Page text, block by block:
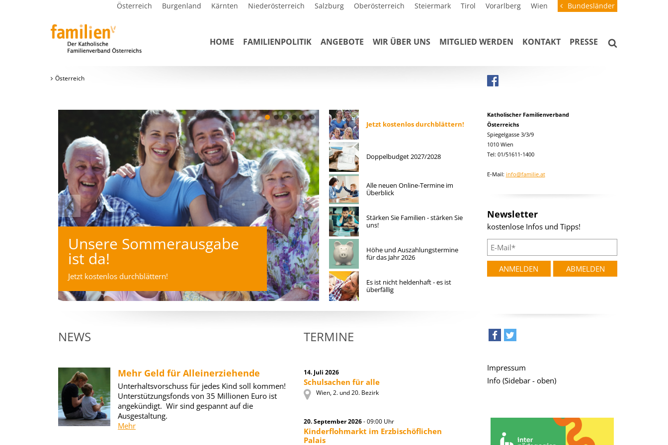
Österreich Burgenland Kärnten Niederösterreich Salzburg Oberösterreich Steiermark Tirol Vorarlberg Wien Bundesländer
HOME FAMILIENPOLITIK ANGEBOTE WIR ÜBER UNS MITGLIED WERDEN KONTAKT PRESSE
Österreich
Unsere Sommerausgabe
ist da!
Jetzt kostenlos durchblättern!
Das ändert sich jetzt für
Familien
Doppelbudget 2027/2028
2026
Alle neuen Online-
Jetzt kostenlos durchblättern!
Doppelbudget 2027/2028
Alle neuen Online-Termine im
Überblick
Stärken Sie Familien - stärken Sie
uns!
Höhe und Auszahlungstermine
für das Jahr 2026
Es ist nicht heldenhaft - es ist
überfällig
NEWS
Mehr Geld für Alleinerziehende
Unterhaltsvorschuss für jedes Kind soll kommen!
Unterstützungsfonds von 35 Millionen Euro ist
angekündigt. Wir sind gespannt auf die
Ausgestaltung.
Mehr
TERMINE
14. Juli 2026
Schulsachen für alle
Wien, 2. und 20. Bezirk
20. September 2026- 09:00 Uhr
Kinderflohmarkt im Erzbischöflichen
Palais
Katholischer Familienverband
Österreichs
Spiegelgasse 3/3/9
1010 Wien
Tel: 01/51611-1400
E-Mail: info@familie.at
Newsletter
kostenlose Infos und Tipps!
Impressum
Info (Sidebar - oben)